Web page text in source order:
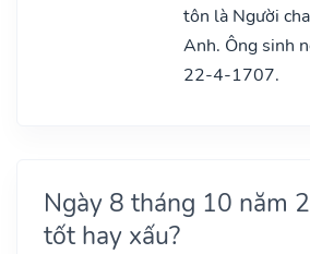
tôn là Người
Anh. Ông sinh
22-4-1707.
Ngày 8 tháng 10 năm
tốt hay xấu?